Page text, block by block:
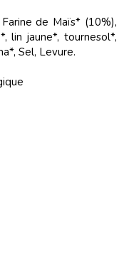
de Maïs* (10%),
lin jaune*, tournesol*,
Sel, Levure.